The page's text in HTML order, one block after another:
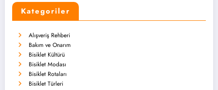
Kategoriler
Alışveriş Rehberi
Bakım ve Onarım
Bisiklet Kültürü
Bisiklet Modası
Bisiklet Rotaları
Bisiklet Türleri